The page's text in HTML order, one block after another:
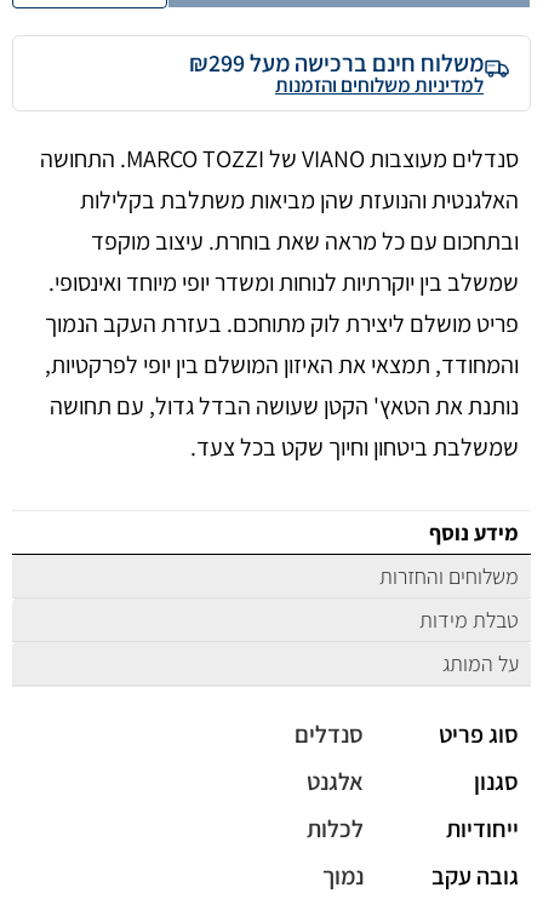
משלוח חינם ברכישה מעל ₪299
למדיניות משלוחים והזמנות
סנדלים מעוצבות VIANO של MARCO TOZZI. התחושה
האלגנטית והנועזת שהן מביאות משתלבת בקלילות
ובתחכום עם כל מראה שאת בוחרת. עיצוב מוקפד
שמשלב בין יוקרתיות לנוחות ומשדר יופי מיוחד ואינסופי.
פריט מושלם ליצירת לוק מתוחכם. בעזרת העקב הנמוך
והמחודד, תמצאי את האיזון המושלם בין יופי לפרקטיות,
נותנת את הטאץ' הקטן שעושה הבדל גדול, עם תחושה
שמשלבת ביטחון וחיוך שקט בכל צעד.
מידע נוסף
משלוחים והחזרות
טבלת מידות
על המותג
סוג פריט
סנדלים
סגנון
אלגנט
ייחודיות
לכלות
גובה עקב
נמוך